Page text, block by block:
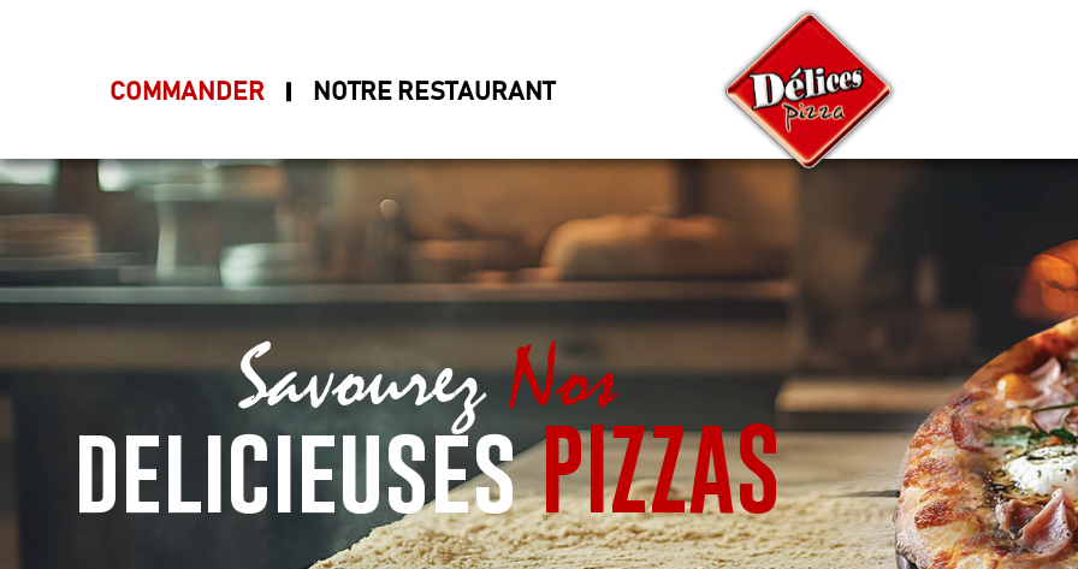
Accueil
Allergènes
C.G.V
Contact
COMMANDER NOTRE RESTAURANT
SavourezNos
delicieusesPIZZAS